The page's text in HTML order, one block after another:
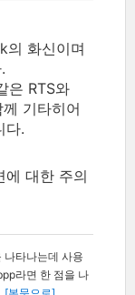
의 화신이며
은 RTS와
기타히어
다.
대한 주의
타나는데 사용
라면 한 점을 나